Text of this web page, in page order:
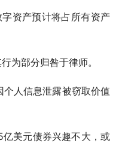
资产预计将占所有资产
为部分归咎于律师。
人信息泄露被窃取价值
美元债券兴趣不大，或